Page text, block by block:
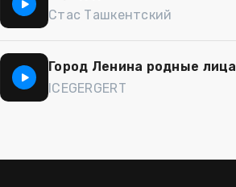
Стас Ташкентский
Город Ленина родные лица
ICEGERGERT